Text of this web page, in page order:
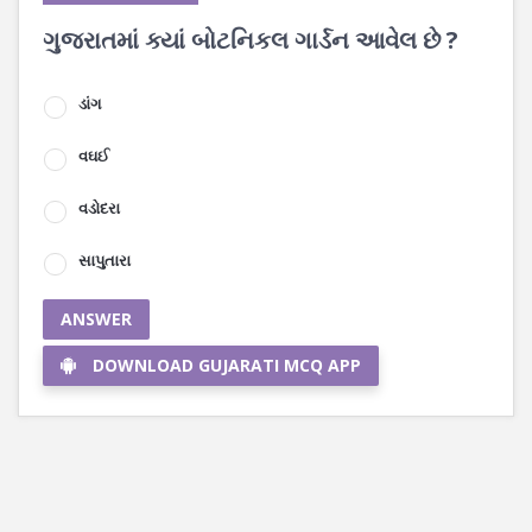
ગુજરાતમાં ક્યાં બોટનિકલ ગાર્ડન આવેલ છે ?
ડાંગ
વઘઈ
વડોદરા
સાપુતારા
ANSWER
DOWNLOAD GUJARATI MCQ APP